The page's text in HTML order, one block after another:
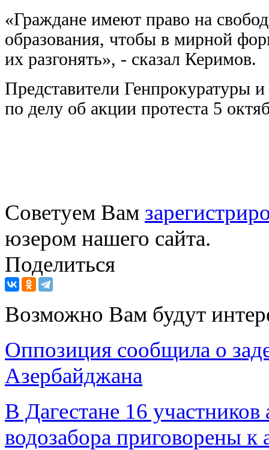
«Граждане имеют право на
образования, чтобы в мирной
их разгонять», - сказал Керимов.
Представители Генпрокуратуры
по делу об акции протеста 5
Советуем Вам
юзером нашего сайта.
Поделиться
Возможно Вам будут
Оппозиция сообщила о
Азербайджана
В Дагестане 16 участников
водозабора приговорены к